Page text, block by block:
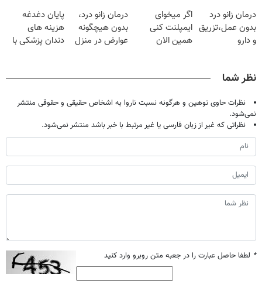
تحمل میکنی؟❗
کن
رونمایی شد!
درمان زانو درد
بدون عمل،تزریق
و دارو
اگر میخوای
ایمپلنت کنی
همین الان
تومان!!!
درمان زانو درد،
بدون هیچگونه
عوارض در منزل
پایان دغدغه
هزینه های
دندان پزشکی با
نظر شما
نظرات حاوی توهین و هرگونه نسبت ناروا به اشخاص حقیقی و حقوقی منتشر
نمی‌شود.
نظراتی که غیر از زبان فارسی یا غیر مرتبط با خبر باشد منتشر نمی‌شود.
* لطفا حاصل عبارت را در جعبه متن روبرو وارد کنید